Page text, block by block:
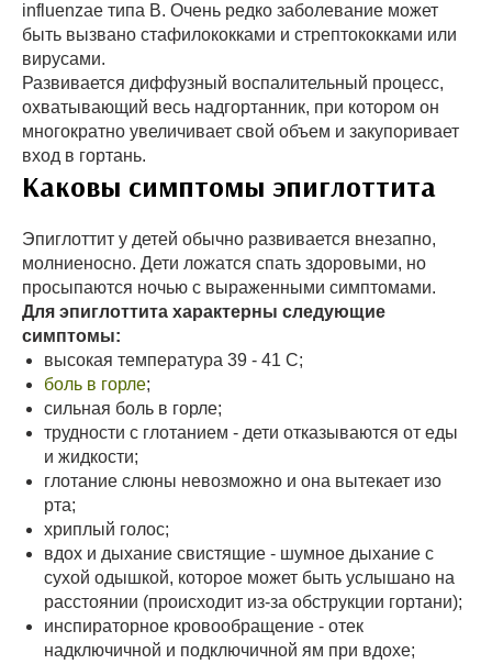
influenzae типа B. Очень редко заболевание может
быть вызвано стафилококками и стрептококками или
вирусами.
Развивается диффузный воспалительный процесс,
охватывающий весь надгортанник, при котором он
многократно увеличивает свой объем и закупоривает
вход в гортань.
Каковы симптомы эпиглоттита
Эпиглоттит у детей обычно развивается внезапно,
молниеносно. Дети ложатся спать здоровыми, но
просыпаются ночью с выраженными симптомами.
Для эпиглоттита характерны следующие
симптомы:
высокая температура 39 - 41 С;
боль в горле;
сильная боль в горле;
трудности с глотанием - дети отказываются от еды
и жидкости;
глотание слюны невозможно и она вытекает изо
рта;
хриплый голос;
вдох и дыхание свистящие - шумное дыхание с
сухой одышкой, которое может быть услышано на
расстоянии (происходит из-за обструкции гортани);
инспираторное кровообращение - отек
надключичной и подключичной ям при вдохе;